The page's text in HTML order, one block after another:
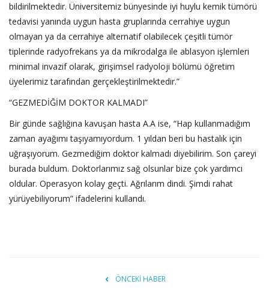
bildirilmektedir. Üniversitemiz bünyesinde iyi huylu kemik tümörü
tedavisi yanında uygun hasta gruplarında cerrahiye uygun
olmayan ya da cerrahiye alternatif olabilecek çeşitli tümör
tiplerinde radyofrekans ya da mikrodalga ile ablasyon işlemleri
minimal invazif olarak, girişimsel radyoloji bölümü öğretim
üyelerimiz tarafından gerçekleştirilmektedir.”
“GEZMEDİĞİM DOKTOR KALMADI”
Bir günde sağlığına kavuşan hasta A.A ise, “Hap kullanmadığım
zaman ayağımı taşıyamıyordum. 1 yıldan beri bu hastalık için
uğraşıyorum. Gezmediğim doktor kalmadı diyebilirim. Son çareyi
burada buldum. Doktorlarımız sağ olsunlar bize çok yardımcı
oldular. Operasyon kolay geçti. Ağrılarım dindi. Şimdi rahat
yürüyebiliyorum” ifadelerini kullandı.
ÖNCEKI HABER